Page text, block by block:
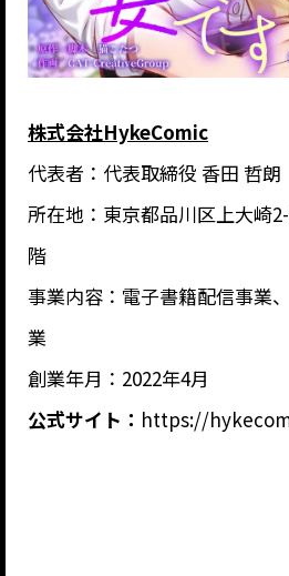
株式会社HykeComic
代表者：代表取締役 香田 哲朗
所在地：東京都品川区上大崎
階
事業内容：電子書籍配信事業
業
創業年月：2022年4月
公式サイト： https://